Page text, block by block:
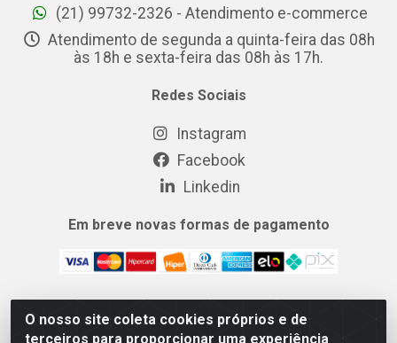
O nosso site coleta cookies próprios e de
terceiros para proporcionar uma experiência
(21) 99732-2326 - Atendimento e-commerce
Atendimento de segunda a quinta-feira das 08h
às 18h e sexta-feira das 08h às 17h.
Redes Sociais
Instagram
Facebook
Linkedin
Em breve novas formas de pagamento
MIX CERTO DISTRIBUIDORA DE COSMÉTICOS ALIMENTOS E